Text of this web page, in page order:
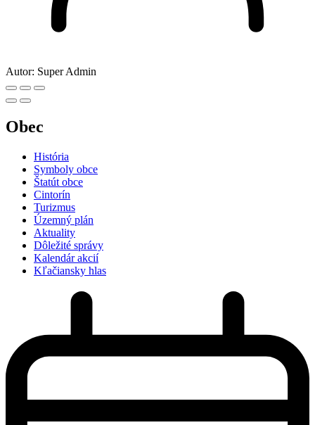
Autor: Super Admin
Obec
História
Symboly obce
Štatút obce
Cintorín
Turizmus
Územný plán
Aktuality
Dôležité správy
Kalendár akcií
Kľačiansky hlas